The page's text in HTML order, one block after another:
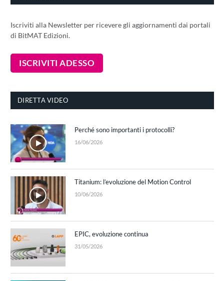
Iscriviti alla Newsletter per ricevere gli aggiornamenti dai portali
di BitMAT Edizioni.
DIRETTA VIDEO
Perché sono importanti i protocolli?
16/06/2026
Titanium: l’evoluzione del Motion Control
10/06/2026
EPIC, evoluzione continua
31/05/2026